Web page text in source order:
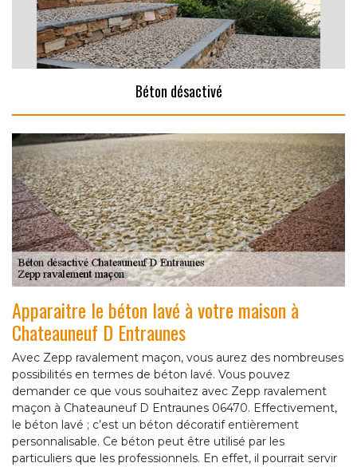
Béton désactivé
Apparaitre le béton lavé à votre maison à
Chateauneuf D Entraunes
Avec Zepp ravalement maçon, vous aurez des nombreuses
possibilités en termes de béton lavé. Vous pouvez
demander ce que vous souhaitez avec Zepp ravalement
maçon à Chateauneuf D Entraunes 06470. Effectivement,
le béton lavé ; c’est un béton décoratif entièrement
personnalisable. Ce béton peut être utilisé par les
particuliers que les professionnels. En effet, il pourrait servir